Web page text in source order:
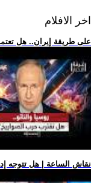
اخر الافلام
.. على طريقة إيران.. هل
.. نقاش الساعة | هل تتوجه